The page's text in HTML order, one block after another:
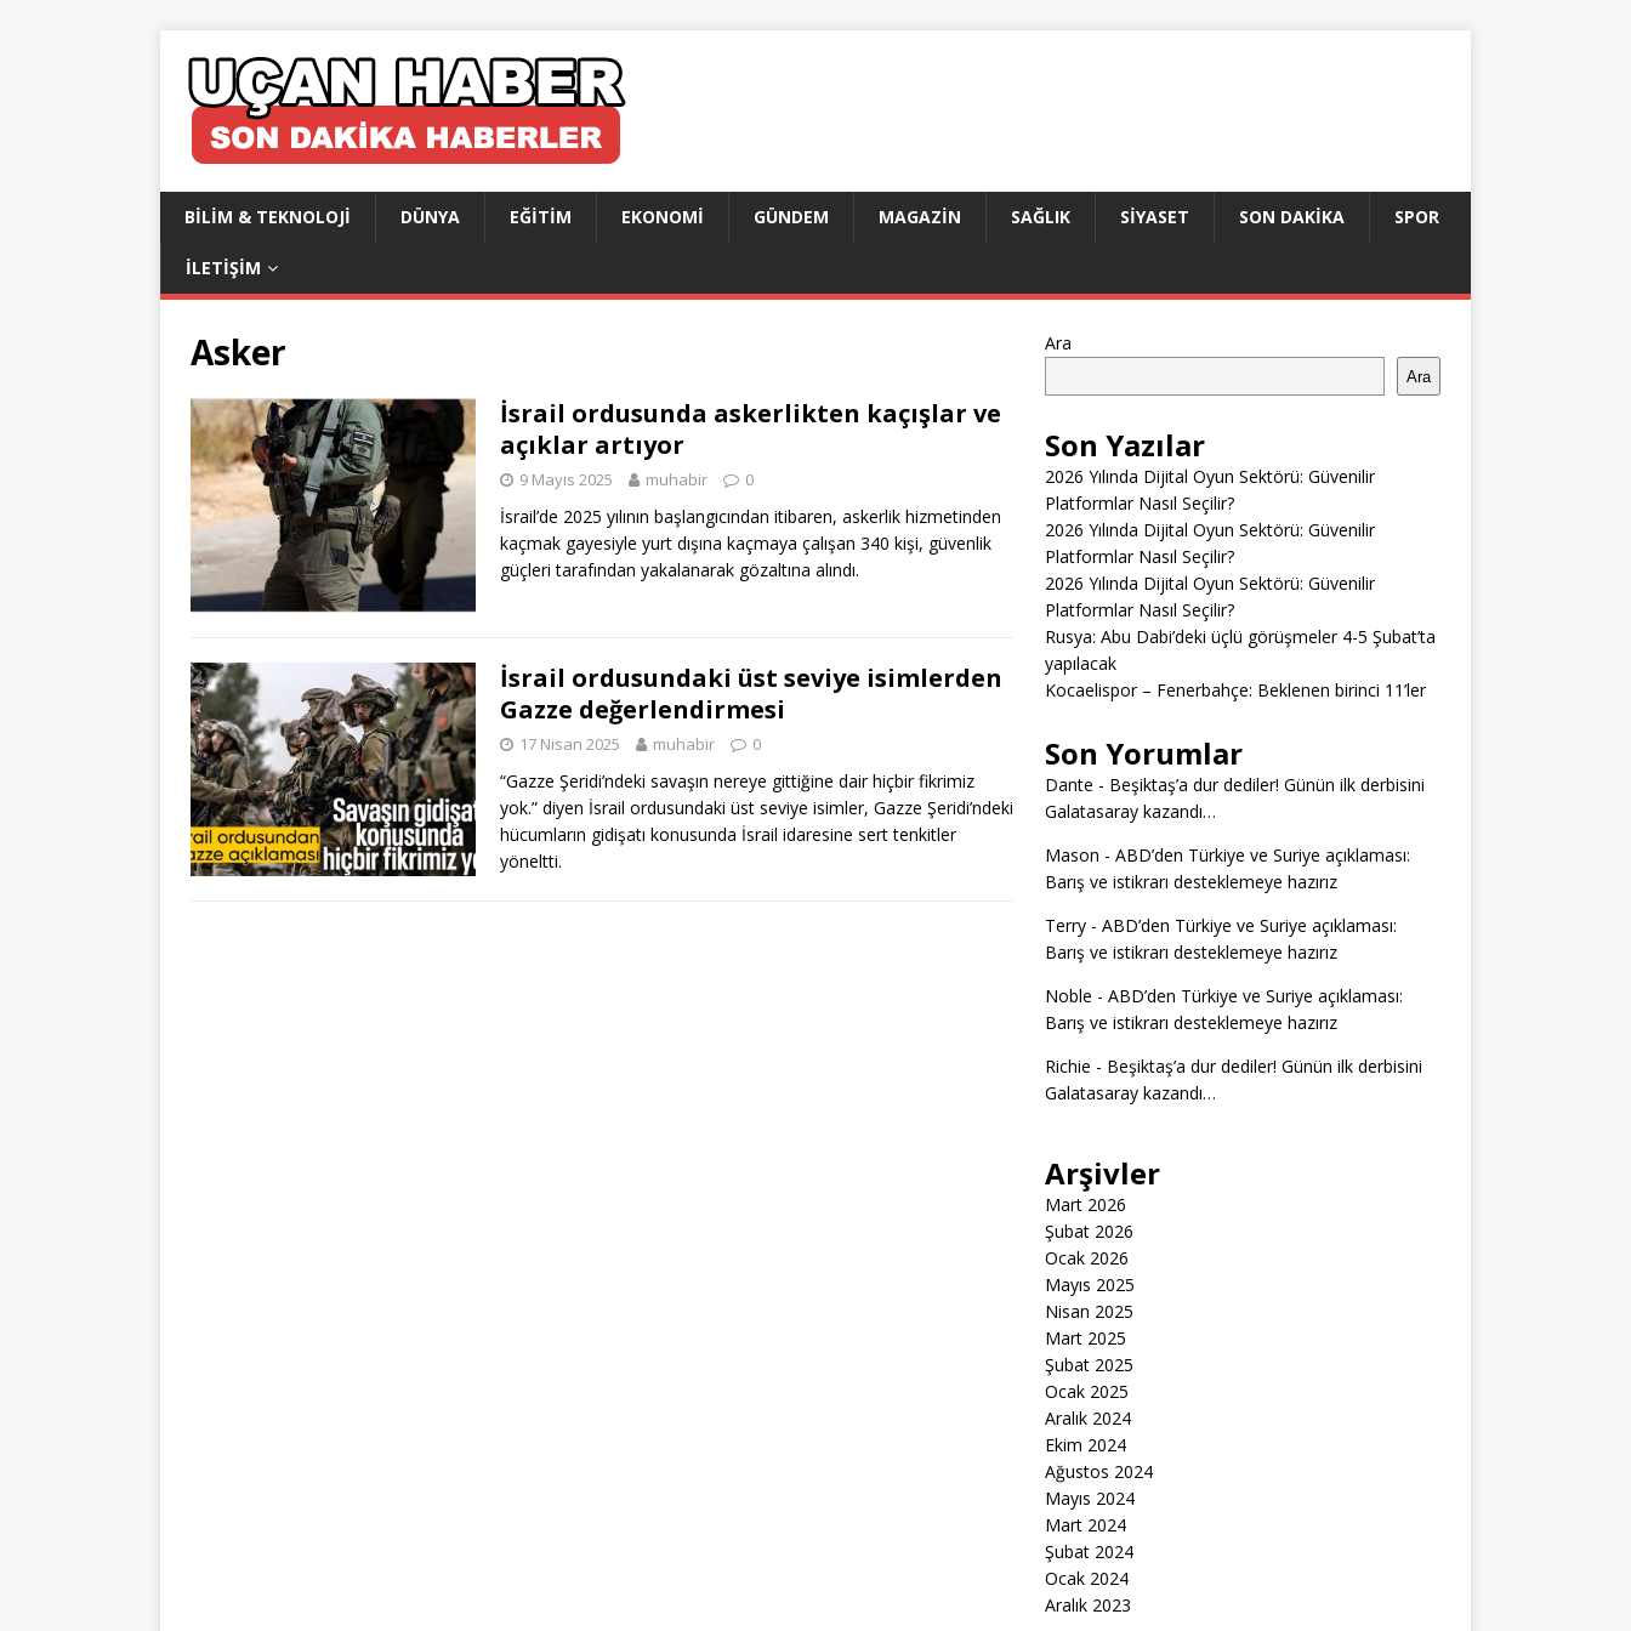
BILIM & TEKNOLOJI DÜNYA EĞITIM EKONOMI GÜNDEM MAGAZIN SAĞLIK SIYASET SON DAKIKA SPOR
İLETIŞIM
Asker
İsrail ordusunda askerlikten kaçışlar ve
açıklar artıyor
9 Mayıs 2025 muhabir 0
İsrail’de 2025 yılının başlangıcından itibaren, askerlik hizmetinden
kaçmak gayesiyle yurt dışına kaçmaya çalışan 340 kişi, güvenlik
güçleri tarafından yakalanarak gözaltına alındı.
İsrail ordusundaki üst seviye isimlerden
Gazze değerlendirmesi
17 Nisan 2025 muhabir 0
“Gazze Şeridi’ndeki savaşın nereye gittiğine dair hiçbir fikrimiz
yok.” diyen İsrail ordusundaki üst seviye isimler, Gazze Şeridi’ndeki
hücumların gidişatı konusunda İsrail idaresine sert tenkitler
yöneltti.
Ara
Ara
Son Yazılar
2026 Yılında Dijital Oyun Sektörü: Güvenilir
Platformlar Nasıl Seçilir?
2026 Yılında Dijital Oyun Sektörü: Güvenilir
Platformlar Nasıl Seçilir?
2026 Yılında Dijital Oyun Sektörü: Güvenilir
Platformlar Nasıl Seçilir?
Rusya: Abu Dabi’deki üçlü görüşmeler 4-5 Şubat’ta
yapılacak
Kocaelispor – Fenerbahçe: Beklenen birinci 11’ler
Son Yorumlar
Dante - Beşiktaş’a dur dediler! Günün ilk derbisini
Galatasaray kazandı…
Mason - ABD’den Türkiye ve Suriye açıklaması:
Barış ve istikrarı desteklemeye hazırız
Terry- ABD’den Türkiye ve Suriye açıklaması:
Barış ve istikrarı desteklemeye hazırız
Noble - ABD’den Türkiye ve Suriye açıklaması:
Barış ve istikrarı desteklemeye hazırız
Richie - Beşiktaş’a dur dediler! Günün ilk derbisini
Galatasaray kazandı…
Arşivler
Mart 2026
Şubat 2026
Ocak 2026
Mayıs 2025
Nisan 2025
Mart 2025
Şubat 2025
Ocak 2025
Aralık 2024
Ekim 2024
Ağustos 2024
Mayıs 2024
Mart 2024
Şubat 2024
Ocak 2024
Aralık 2023